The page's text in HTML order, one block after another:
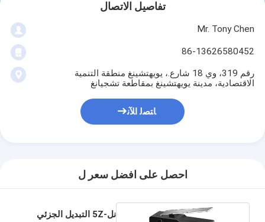
تفاصيل الاتصال
Mr. Tony Chen
86-13626580452
رقم 319، وي 18 شارع.، يويهتشينغ منطقة التنمية
الاقتصادية، مدينة يويهتشينغ بمقاطعة تشجيانغ
ﺎﺘﺼﻟ ﺍﻶﻧ
احصل على افضل سعر ل
نل-5Z التبديل الجزئي